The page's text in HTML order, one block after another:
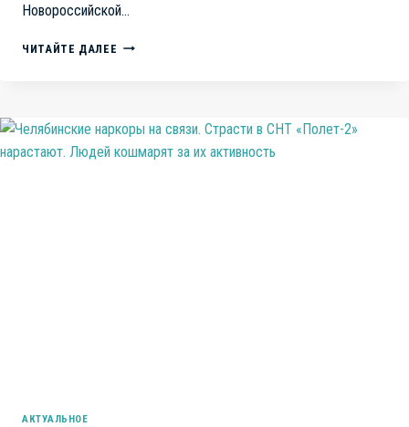
Новороссийской…
ЧИТАЙТЕ ДАЛЕЕ АДМИНИСТРАЦИЯ
ЖИТЕЛЕЙ
ЧЕЛЯБИНСКА.
АКТУАЛЬНОЕ